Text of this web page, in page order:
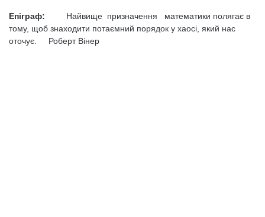
Епіграф:
Найвище призначення математики полягає в
тому, щоб знаходити потаємний порядок у хаосі, який нас
оточує. Роберт Вінер